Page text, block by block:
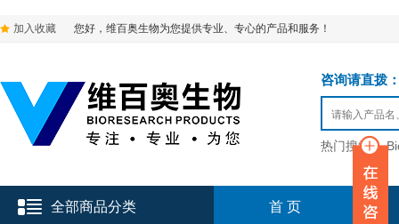
加入收藏 您好，维百奥生物为您提供专业、专心的产品和服务！
咨询请直拨
热门搜索：
全部商品分类 首 页